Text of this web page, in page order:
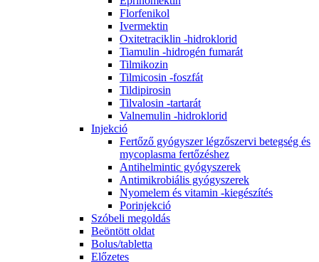
Florfenikol
Ivermektin
Oxitetraciklin -hidroklorid
Tiamulin -hidrogén fumarát
Tilmikozin
Tilmicosin -foszfát
Tildipirosin
Tilvalosin -tartarát
Valnemulin -hidroklorid
Injekció
Fertőző gyógyszer légzőszervi betegség és
mycoplasma fertőzéshez
Antihelmintic gyógyszerek
Antimikrobiális gyógyszerek
Nyomelem és vitamin -kiegészítés
Porinjekció
Szóbeli megoldás
Beöntött oldat
Bolus/tabletta
Előzetes